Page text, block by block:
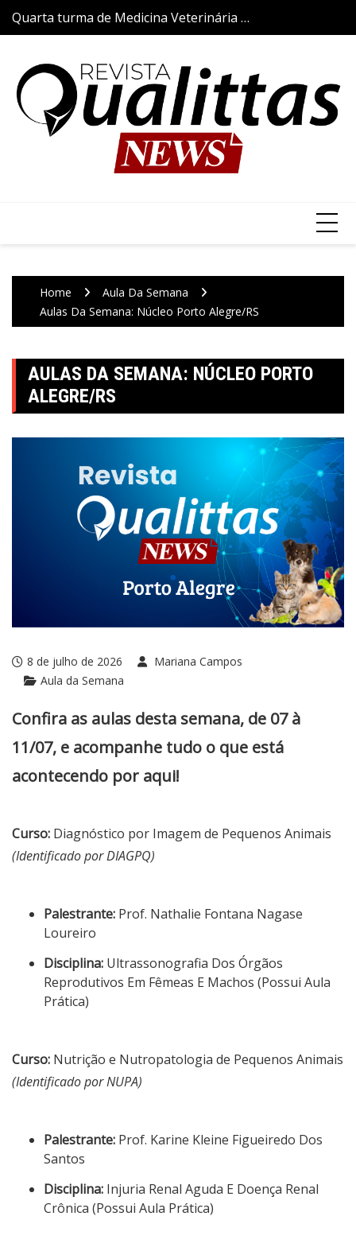
SkipQuarta turma de Medicina Veterinária da
Qualittas inicia trajetória acadêmica com
Home
Aula Da Semana
Aulas Da Semana: Núcleo Porto Alegre/RS
AULAS DA SEMANA: NÚCLEO PORTO
ALEGRE/RS
8 de julho de 2026
Mariana Campos
Aula da Semana
Confira as aulas desta semana, de 07 à
11/07, e acompanhe tudo o que está
acontecendo por aqui!
Curso: Diagnóstico por Imagem de Pequenos Animais
(Identificado por DIAGPQ)
Palestrante: Prof. Nathalie Fontana Nagase
Loureiro
Disciplina: Ultrassonografia Dos Órgãos
Reprodutivos Em Fêmeas E Machos (Possui Aula
Prática)
Curso: Nutrição e Nutropatologia de Pequenos Animais
(Identificado por NUPA)
Palestrante: Prof. Karine Kleine Figueiredo Dos
Santos
Disciplina: Injuria Renal Aguda E Doença Renal
Crônica (Possui Aula Prática)